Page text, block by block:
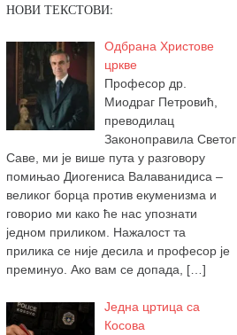
НОВИ ТЕКСТОВИ:
Одбрана Христове
цркве
Професор др.
Миодраг Петровић,
преводилац
Законоправила Светог
Саве, ми је више пута у разговору
помињао Диогениса Валаванидиса –
великог борца против екуменизма и
говорио ми како ће нас упознати
једном приликом. Нажалост та
прилика се није десила и професор је
преминуо. Ако вам се допада, […]
Једна цртица са
Косова